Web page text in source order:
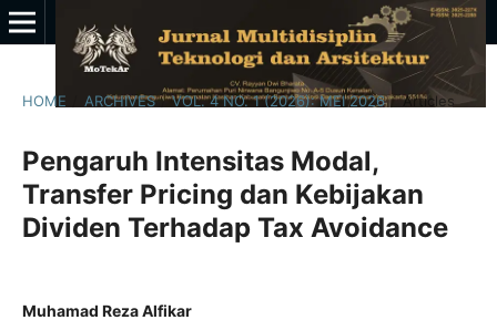
HOME ARCHIVES / VOL. 4 NO. 1 (2026): MEI 2026 / Articles
Pengaruh Intensitas Modal,
Transfer Pricing dan Kebijakan
Dividen Terhadap Tax Avoidance
Muhamad Reza Alfikar